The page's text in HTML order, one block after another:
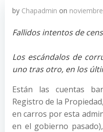
by Chapadmin on
Fallidos intentos de
Los escándalos de
uno tras otro, en los
Están las cuentas
Registro de la
en carros por esta
en el gobierno